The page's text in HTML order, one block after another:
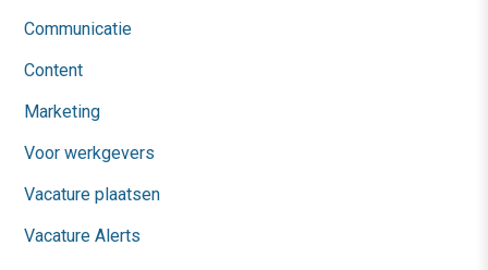
Communicatie
Content
Marketing
Voor werkgevers
Vacature plaatsen
Vacature Alerts